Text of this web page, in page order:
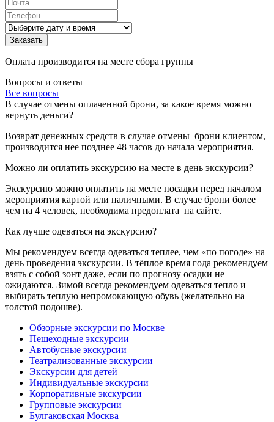
Оплата производится на месте сбора группы
Вопросы и ответы
Все вопросы
В случае отмены оплаченной брони, за какое время можно
вернуть деньги?
Возврат денежных средств в случае отмены брони клиентом,
производится нее позднее 48 часов до начала мероприятия.
Можно ли оплатить экскурсию на месте в день экскурсии?
Экскурсию можно оплатить на месте посадки перед началом
мероприятия картой или наличными. В случае брони более
чем на 4 человек, необходима предоплата на сайте.
Как лучше одеваться на экскурсию?
Мы рекомендуем всегда одеваться теплее, чем «по погоде» на
день проведения экскурсии. В тёплое время года рекомендуем
взять с собой зонт даже, если по прогнозу осадки не
ожидаются. Зимой всегда рекомендуем одеваться тепло и
выбирать теплую непромокающую обувь (желательно на
толстой подошве).
Обзорные экскурсии по Москве
Пешеходные экскурсии
Автобусные экскурсии
Театрализованные экскурсии
Экскурсии для детей
Индивидуальные экскурсии
Корпоративные экскурсии
Групповые экскурсии
Булгаковская Москва